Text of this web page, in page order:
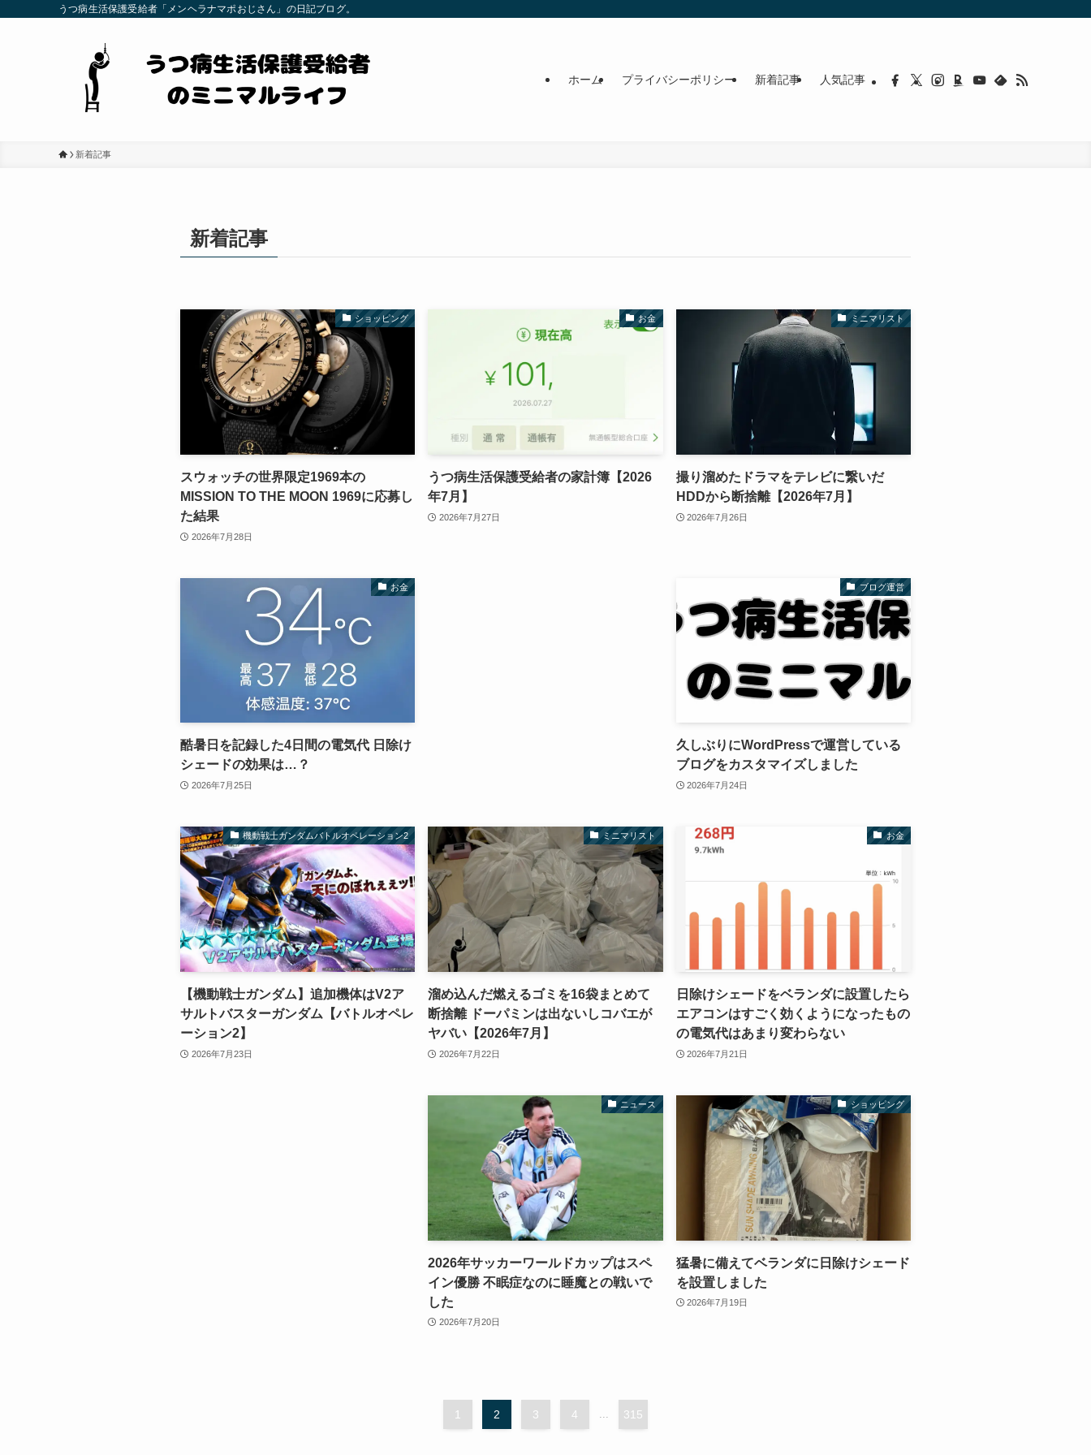
うつ病生活保護受給者「メンヘラナマポおじさん」の日記ブログ。
ホーム プライバシーポリシー 新着記事 人気記事
新着記事
新着記事
ショッピング
スウォッチの世界限定1969本の
MISSION TO THE MOON 1969に応募し
た結果
2026年7月28日
お金
うつ病生活保護受給者の家計簿【2026
年7月】
2026年7月27日
ミニマリスト
撮り溜めたドラマをテレビに繋いだ
HDDから断捨離【2026年7月】
2026年7月26日
お金
酷暑日を記録した4日間の電気代 日除け
シェードの効果は…？
2026年7月25日
ブログ運営
久しぶりにWordPressで運営している
ブログをカスタマイズしました
2026年7月24日
機動戦士ガンダムバトルオペレーション2
【機動戦士ガンダム】追加機体はV2ア
サルトバスターガンダム【バトルオペレ
ーション2】
2026年7月23日
ミニマリスト
溜め込んだ燃えるゴミを16袋まとめて
断捨離 ドーパミンは出ないしコバエが
ヤバい【2026年7月】
2026年7月22日
お金
日除けシェードをベランダに設置したら
エアコンはすごく効くようになったもの
の電気代はあまり変わらない
2026年7月21日
ニュース
2026年サッカーワールドカップはスペ
イン優勝 不眠症なのに睡魔との戦いで
した
2026年7月20日
ショッピング
猛暑に備えてベランダに日除けシェード
を設置しました
2026年7月19日
1 2 3 4 ... 315